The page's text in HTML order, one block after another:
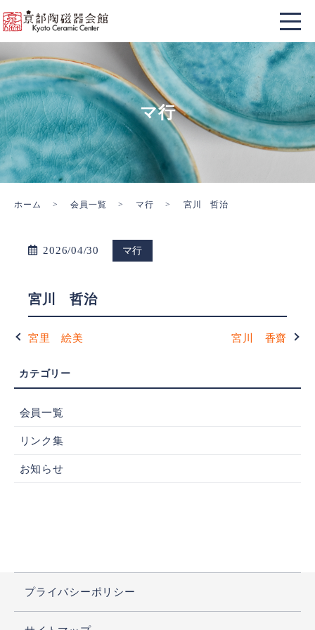
マ行
ホーム 会員一覧 マ行 宮川 哲治
2026/04/30 マ行
宮川 哲治
宮里 絵美 宮川 香齋
会員一覧
リンク集
お知らせ
プライバシーポリシー